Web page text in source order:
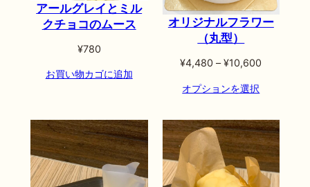
アールグレイとミル
クチョコのムース
¥780
お買い物カゴに追加
オリジナルフラワー
（丸型）
¥4,480 –¥10,600
–
¥10,600
オプションを選択